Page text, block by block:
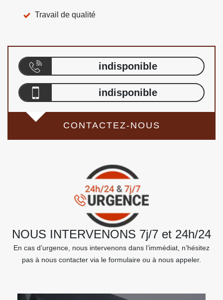
Travail de qualité
indisponible
indisponible
CONTACTEZ-NOUS
NOUS INTERVENONS 7j/7 et 24h/24
En cas d’urgence, nous intervenons dans l’immédiat, n’hésitez
pas à nous contacter via le formulaire ou à nous appeler.